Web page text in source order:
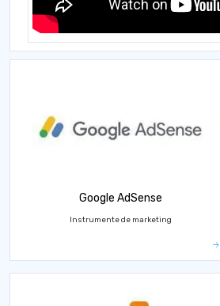
Google AdSense
Instrumente de marketing